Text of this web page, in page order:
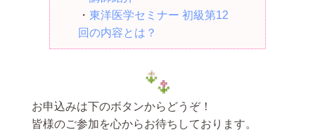
・ 東洋医学セミナー 初級第12
回の内容とは？
お申込みは下のボタンからどうぞ！
皆様のご参加を心からお待ちしております。